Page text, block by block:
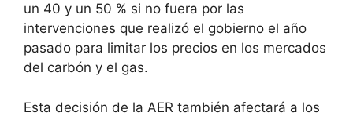
un 40 y un 50 % si no fuera por las
intervenciones que realizó el gobierno el año
pasado para limitar los precios en los mercados
del carbón y el gas.
Esta decisión de la AER también afectará a los